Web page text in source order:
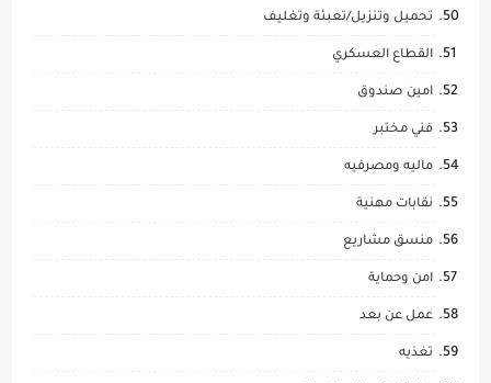
تحميل وتنزيل/تعبئة وتغليف
القطاع العسكري
امين صندوق
فني مختبر
ماليه ومصرفيه
نقابات مهنية
منسق مشاريع
امن وحماية
عمل عن بعد
تغذيه